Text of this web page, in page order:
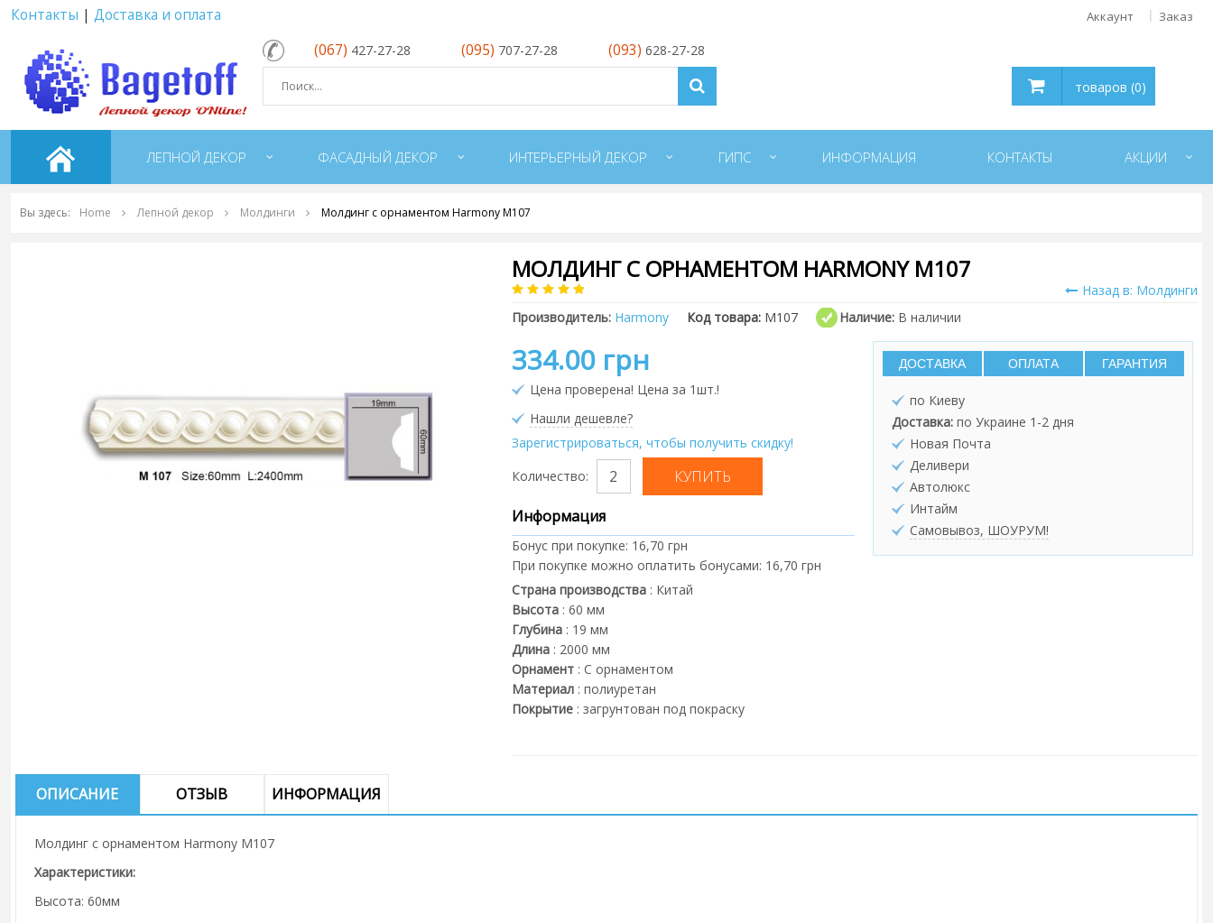
Контакты | Доставка и оплата Аккаунт Заказ
(067) 427-27-28 (095) 707-27-28 (093) 628-27-28
товаров (0)
ЛЕПНОЙ ДЕКОР ФАСАДНЫЙ ДЕКОР ИНТЕРЬЕРНЫЙ ДЕКОР ГИПС ИНФОРМАЦИЯ КОНТАКТЫ АКЦИИ
Вы здесь: Home Лепной декор Молдинги Молдинг с орнаментом Harmony M107
МОЛДИНГ С ОРНАМЕНТОМ HARMONY M107
Назад в: Молдинги
Производитель: Harmony Код товара: M107 Наличие: В наличии
334.00 грн
Цена проверена! Цена за 1шт.!
Нашли дешевле?
Зарегистрироваться, чтобы получить скидку!
Количество:
Информация
Бонус при покупке: 16,70 грн
При покупке можно оплатить бонусами: 16,70 грн
Страна производства: Китай
Высота: 60 мм
Глубина: 19 мм
Длина: 2000 мм
Орнамент: С орнаментом
Материал: полиуретан
Покрытие: загрунтован под покраску
ДОСТАВКА ОПЛАТА ГАРАНТИЯ
по Киеву
Доставка: по Украине 1-2 дня
Новая Почта
Деливери
Автолюкс
Интайм
Самовывоз, ШОУРУМ!
ОПИСАНИЕ ОТЗЫВ ИНФОРМАЦИЯ
Молдинг с орнаментом Harmony M107
Характеристики:
Высота: 60мм